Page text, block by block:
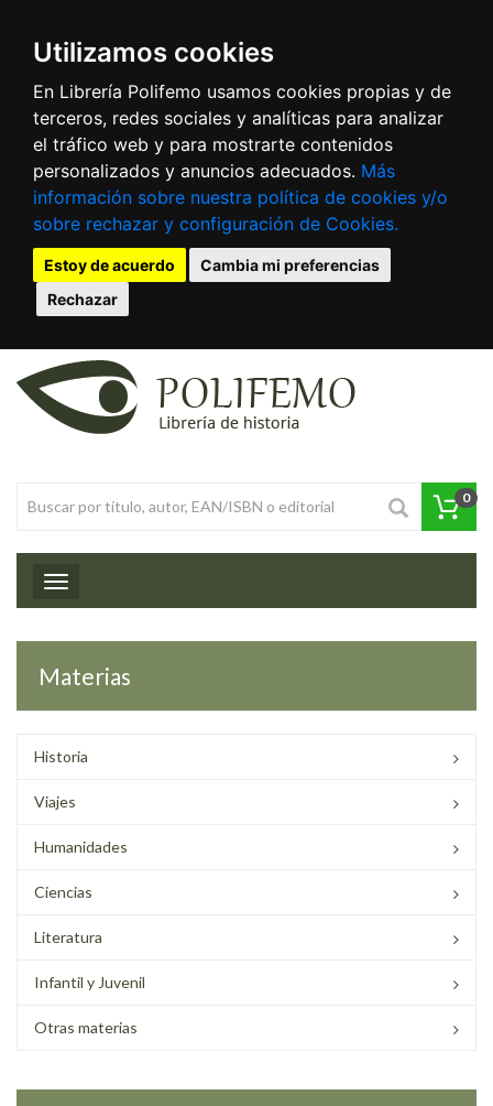
Utilizamos cookies
En Librería Polifemo usamos cookies propias y de
terceros, redes sociales y analíticas para analizar
el tráfico web y para mostrarte contenidos
personalizados y anuncios adecuados. Más
información sobre nuestra política de cookies y/o
sobre rechazar y configuración de Cookies.
Estoy de acuerdo
Cambia mi preferencias
Rechazar
0
Toggle navigation
Materias
Historia
Viajes
Humanidades
Ciencias
Literatura
Infantil y Juvenil
Otras materias